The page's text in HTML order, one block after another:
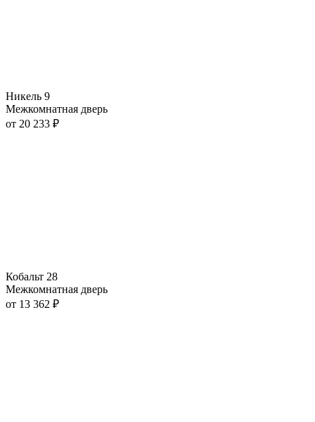
Никель 9
Межкомнатная дверь
от 20 233 ₽
Кобальт 28
Межкомнатная дверь
от 13 362 ₽